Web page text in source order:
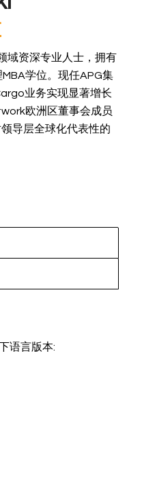
域资深专业人士，拥有
学位。现任APG集
业务实现显著增长
欧洲区董事会成员
导层全球化代表性的
语言版本: